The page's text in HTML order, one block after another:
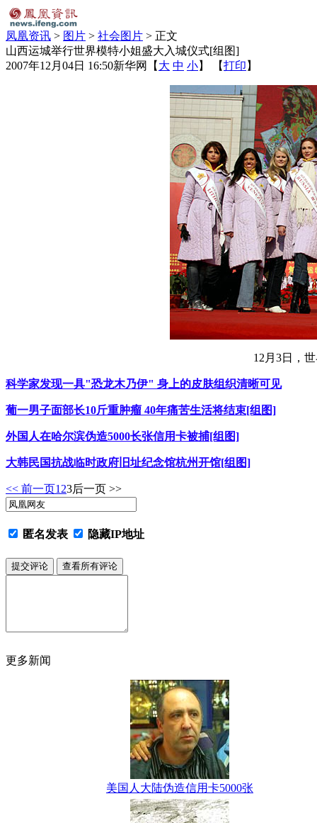
凤凰资讯 > 图片 > 社会图片 > 正文
山西运城举行世界模特小姐盛大入城仪式[组图]
2007年12月04日 16:50新华网 【 大 中 小】 【打印 】
12月3日，
科学家发现一具"恐龙木乃伊" 身上的皮肤组织清晰可见
葡一男子面部长10斤重肿瘤 40年痛苦生活将结束[组图]
外国人在哈尔滨伪造5000长张信用卡被捕[组图]
大韩民国抗战临时政府旧址纪念馆杭州开馆[组图]
<< 前一页1 23后一页 >>
匿名发表 隐藏IP地址
更多新闻
美国人大陆伪造信用卡5000张